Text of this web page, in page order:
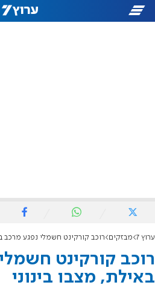
ערוץ 7 מבזקים רוכב קורקינט חשמלי נפגע מרכב
רוכב קורקינט
באילת, מצבו בינוני